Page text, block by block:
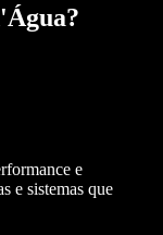
?
e
e sistemas que